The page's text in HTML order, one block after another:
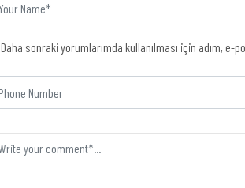
Daha sonraki yorumlarımda kullanılması için adım,